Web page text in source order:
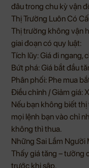
đâu trong chu kỳ vận
Thị Trường Luôn Có
Thị trường không vận
giai đoạn có quy luật:
Tích lũy: Giá đi ngang,
Bứt phá: Giá bắt đầu
Phân phối: Phe mua
Điều chỉnh / Giảm giá:
Nếu bạn không biết
mọi lệnh bạn vào chỉ
không thì thua.
Những Sai Lầm Người
Thấy giá tăng – tưởng
trước khi sập.